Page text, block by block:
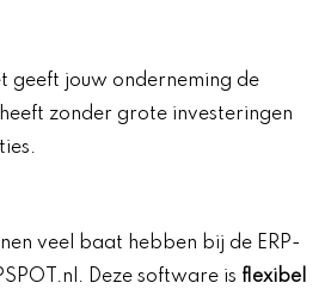
geeft jouw onderneming de
zonder grote investeringen
veel baat hebben bij de ERP-
Deze software is flexibel